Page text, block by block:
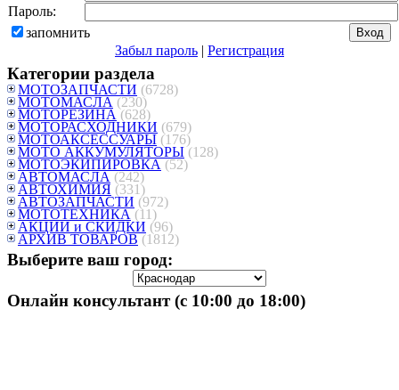
Пароль:
запомнить
Забыл пароль | Регистрация
Категории раздела
МОТОЗАПЧАСТИ (6728)
МОТОМАСЛА (230)
МОТОРЕЗИНА (628)
МОТОРАСХОДНИКИ (679)
МОТОАКСЕССУАРЫ (176)
МОТО АККУМУЛЯТОРЫ (128)
МОТОЭКИПИРОВКА (52)
АВТОМАСЛА (242)
АВТОХИМИЯ (331)
АВТОЗАПЧАСТИ (972)
МОТОТЕХНИКА (11)
АКЦИИ и СКИДКИ (96)
АРХИВ ТОВАРОВ (1812)
Выберите ваш город:
Онлайн консультант (с 10:00 до 18:00)